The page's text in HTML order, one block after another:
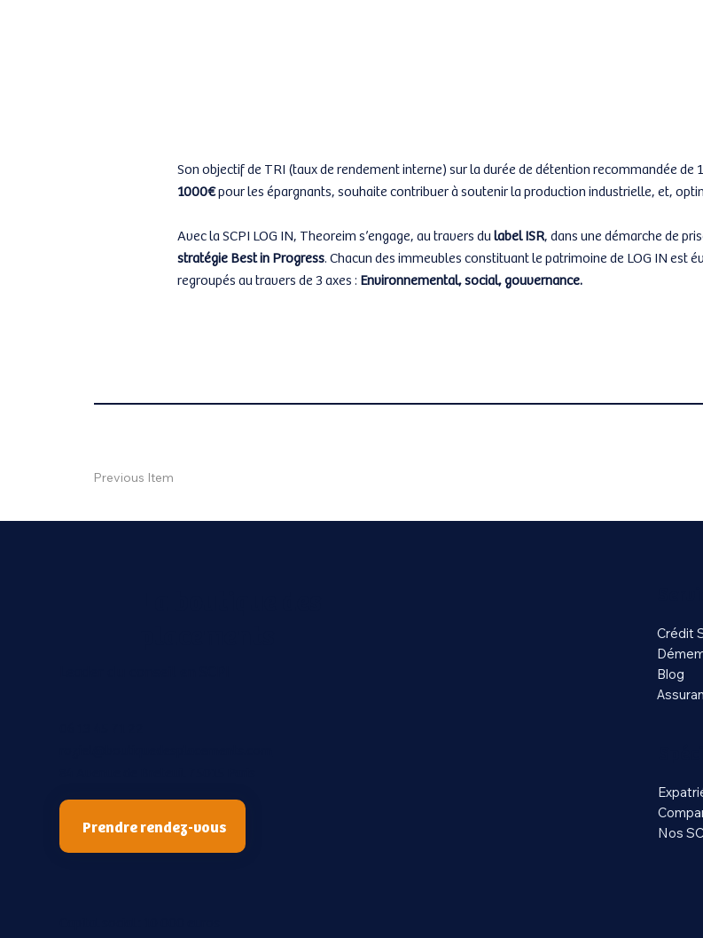
Son objectif de TRI (taux de rendement interne) sur la durée de détention recommandée de
1000€pour les épargnants, souhaite contribuer à soutenir la production industrielle, et,
Avec la SCPI LOG IN, Theoreim s’engage, au travers dulabel ISR, dans une démarche de
stratégie Best in Progress. Chacun des immeubles constituant le patrimoine de LOG IN est
regroupés au travers de 3 axes : Environnemental, social, gouvernance.
Previous Item
Prendre rendez-vous
Crédit
Blog
Nos